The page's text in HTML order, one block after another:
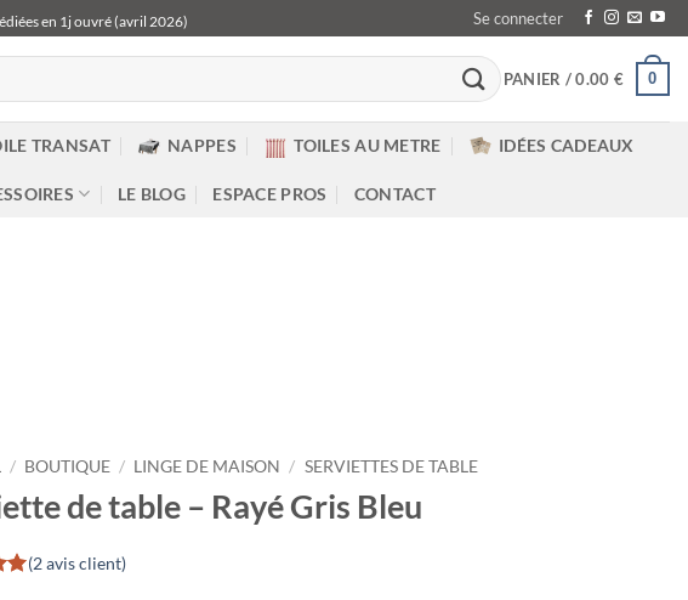
en 1j ouvré (avril 2026) Se connecter
PANIER /0.00 € 0
TRANSAT NAPPES TOILES AU METRE IDÉES CADEAUX
LE BLOG ESPACE PROS CONTACT
/ BOUTIQUE / LINGE DE MAISON / SERVIETTES DE TABLE
de table – Rayé Gris Bleu
(2avis client)